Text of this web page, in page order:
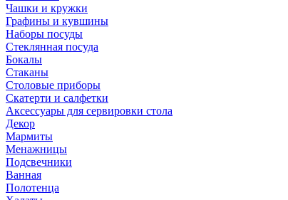
Чашки и кружки
Графины и кувшины
Наборы посуды
Стеклянная посуда
Бокалы
Стаканы
Столовые приборы
Скатерти и салфетки
Аксессуары для сервировки стола
Декор
Мармиты
Менажницы
Подсвечники
Ванная
Полотенца